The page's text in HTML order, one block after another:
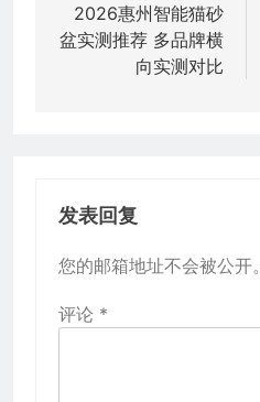
章
导
2026惠州智能猫砂
盆实测推荐 多品牌横
向实测对比
发表回复
您的邮箱地址不会被公开。
评论 *